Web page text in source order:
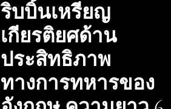
ริบบิ้นเหรียญ
เกียรติยศด้าน
ประสิทธิภาพ
ทางการทหารของ